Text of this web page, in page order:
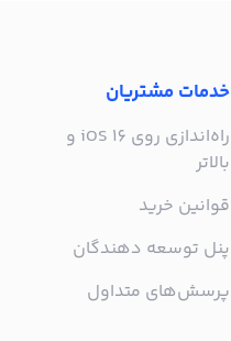
خدمات مشتریان
راه‌اندازی روی iOS 16 و
بالاتر
قوانین خرید
پنل توسعه دهندگان
پرسش‌های متداول